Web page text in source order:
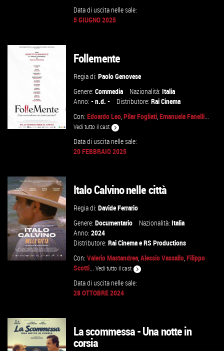
VAI ALLA SCHEDA
Data di uscita nelle sale:
5 GIUGNO 2025
VAI ALLA SCHEDA
Follemente
Regia di:Paolo Genovese
Genere:Commedia Nazionalità:Italia
Anno:- n.d. - Distributore:Rai Cinema
Con:Edoardo Leo,Pilar Fogliati,Emanuela Fanelli...
Vedi tutto il cast
Data di uscita nelle sale:
20 FEBBRAIO 2025
VAI ALLA SCHEDA
Italo Calvino nelle città
Regia di:Davide Ferrario
Genere:Documentario Nazionalità:Italia
Anno:2024
Distributore:Rai CinemaeRS Productions
Con:Valerio Mastandrea,Alessio Vassallo,Filippo
Scotti...Vedi tutto il cast
Data di uscita nelle sale:
28 OTTOBRE 2024
La scommessa - Una notte in
corsia